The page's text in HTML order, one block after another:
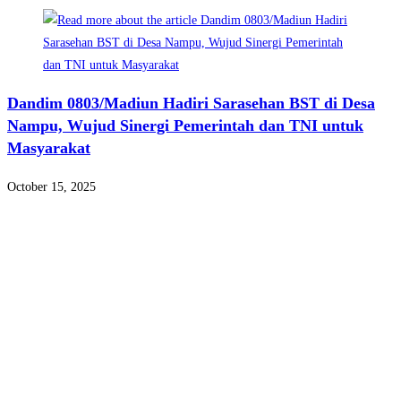
Dandim 0803/Madiun Hadiri Sarasehan BST di Desa
Nampu, Wujud Sinergi Pemerintah dan TNI untuk
Masyarakat
October 15, 2025